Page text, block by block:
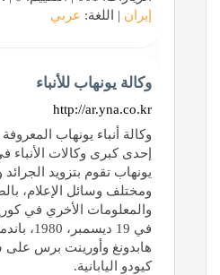
إيران | اللغة: عربي
وكالة يونهاب للأنباء
http://ar.yna.co.kr
وكالة أنباء يونهاب
إحدى كبرى وكالات الأنباء
يونهاب تقوم بتزويد
ومختلف وسائل الإعلام،
والمعلومات الأخري في
في 19
هابدونغ وأورينت برس على
كيودو اليابانية.